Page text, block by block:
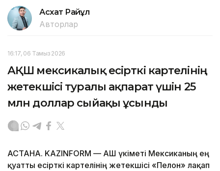
Асхат Райқұл
Авторлар
16:17, 06 Тамыз 2026
АҚШ мексикалық есірткі картелінің
жетекшісі туралы ақпарат үшін 25
млн доллар сыйақы ұсынды
АСТАНА. KAZINFORM — АҚШ үкіметі Мексиканың ең
қуатты есірткі картелінің жетекшісі «Пелон» лақап